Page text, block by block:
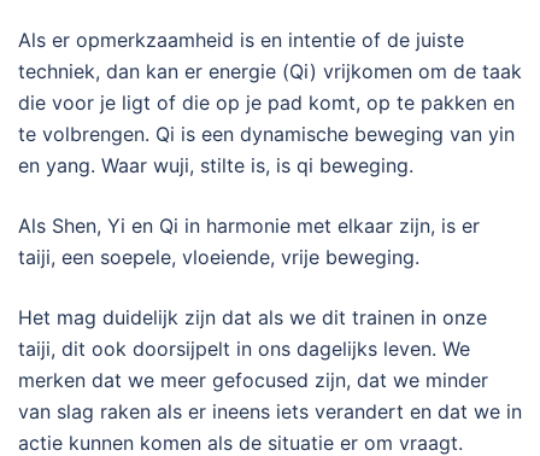
Als er opmerkzaamheid is en intentie of de juiste
techniek, dan kan er energie (Qi) vrijkomen om de taak
die voor je ligt of die op je pad komt, op te pakken en
te volbrengen. Qi is een dynamische beweging van yin
en yang. Waar wuji, stilte is, is qi beweging.
Als Shen, Yi en Qi in harmonie met elkaar zijn, is er
taiji, een soepele, vloeiende, vrije beweging.
Het mag duidelijk zijn dat als we dit trainen in onze
taiji, dit ook doorsijpelt in ons dagelijks leven. We
merken dat we meer gefocused zijn, dat we minder
van slag raken als er ineens iets verandert en dat we in
actie kunnen komen als de situatie er om vraagt.